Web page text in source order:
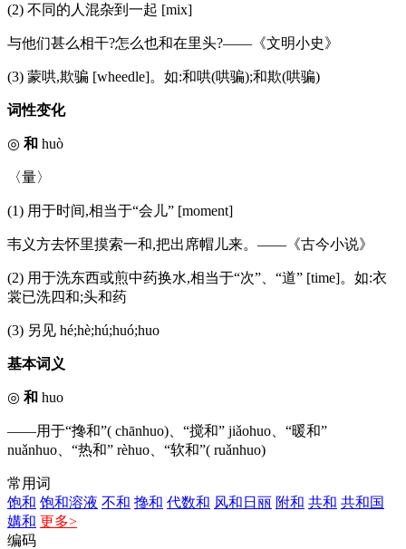
(2) 不同的人混杂到一起 [mix]
与他们甚么相干?怎么也和在里头?——《文明小史》
(3) 蒙哄,欺骗 [wheedle]。如:和哄(哄骗);和欺(哄骗)
词性变化
◎ 和 huò
〈量〉
(1) 用于时间,相当于“会儿” [moment]
韦义方去怀里摸索一和,把出席帽儿来。——《古今小说》
(2) 用于洗东西或煎中药换水,相当于“次”、“道” [time]。如:衣
裳已洗四和;头和药
(3) 另见 hé;hè;hú;huó;huo
基本词义
◎ 和 huo
——用于“搀和”( chānhuo)、“搅和” jiǎohuo、“暖和”
nuǎnhuo、“热和” rèhuo、“软和”( ruǎnhuo)
常用词
饱和 饱和溶液 不和 搀和 代数和 风和日丽 附和 共和 共和国
媾和 更多>
编码